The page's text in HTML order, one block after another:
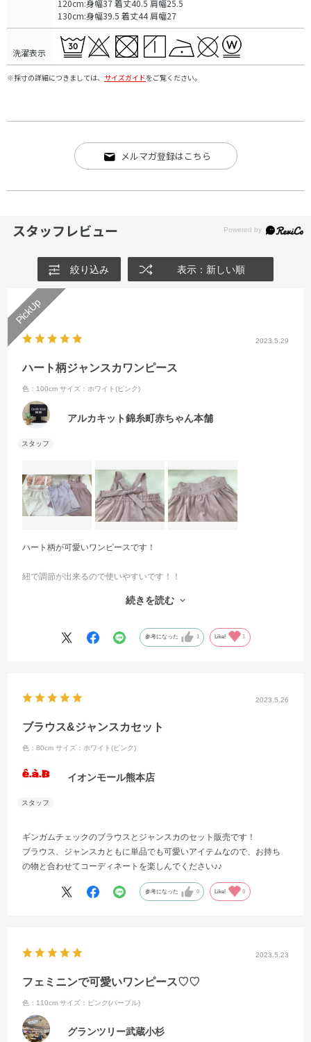
120cm:身幅37 着丈40.5 肩幅25.5
130cm:身幅39.5 着丈44 肩幅27
洗濯表示
※採寸の詳細につきましては、 サイズガイドをご覧ください。
メルマガ登録はこちら
スタッフレビュー
絞り込み 表示：新しい順
2023.5.29
ハート柄ジャンスカワンピース
色：100cm サイズ：ホワイト(ピンク)
アルカキット錦糸町赤ちゃん本舗
ハート柄が可愛いワンピースです！
紐で調節が出来るので使いやすいです！！
シャツとワンピースは取り外し可能で、別々のコーデで組み合わせて
シャツにはデニムやスカートなど合わせてgood！！
続きを読む
参考になった 1 Like! 1
2023.5.26
ブラウス&ジャンスカセット
色：80cm サイズ：ホワイト(ピンク)
イオンモール熊本店
ギンガムチェックのブラウスとジャンスカのセット販売です！
ブラウス、ジャンスカともに単品でも可愛いアイテムなので、お持ち
の物と合わせてコーディネートを楽しんでください♪♪
参考になった 0 Like! 0
2023.5.23
フェミニンで可愛いワンピース♡♡
色：110cm サイズ：ピンク(パープル)
グランツリー武蔵小杉